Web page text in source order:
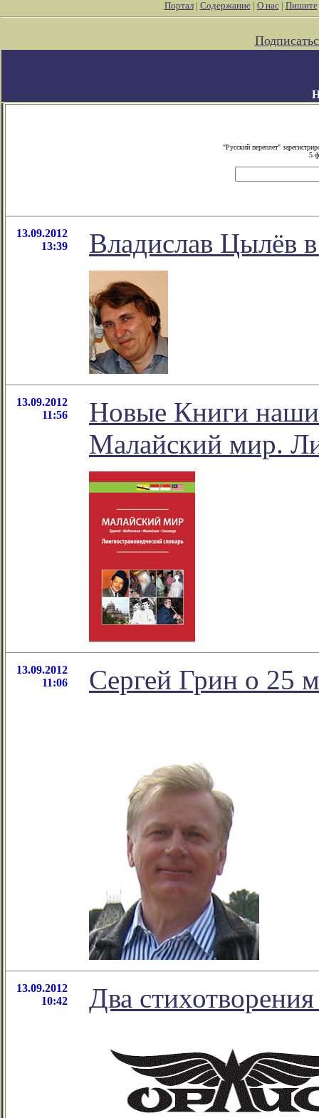
Портал| Содержание| О нас| Пишите
"Русский переплет"
5
13.09.2012
13:39
Владислав Цылёв
13.09.2012
11:56
Новые Книги
Малайский мир.
13.09.2012
11:06
Сергей Грин о 25
13.09.2012
10:42
Два